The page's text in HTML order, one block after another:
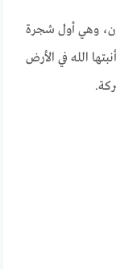
وهي أول شجرة
الله في الأرض